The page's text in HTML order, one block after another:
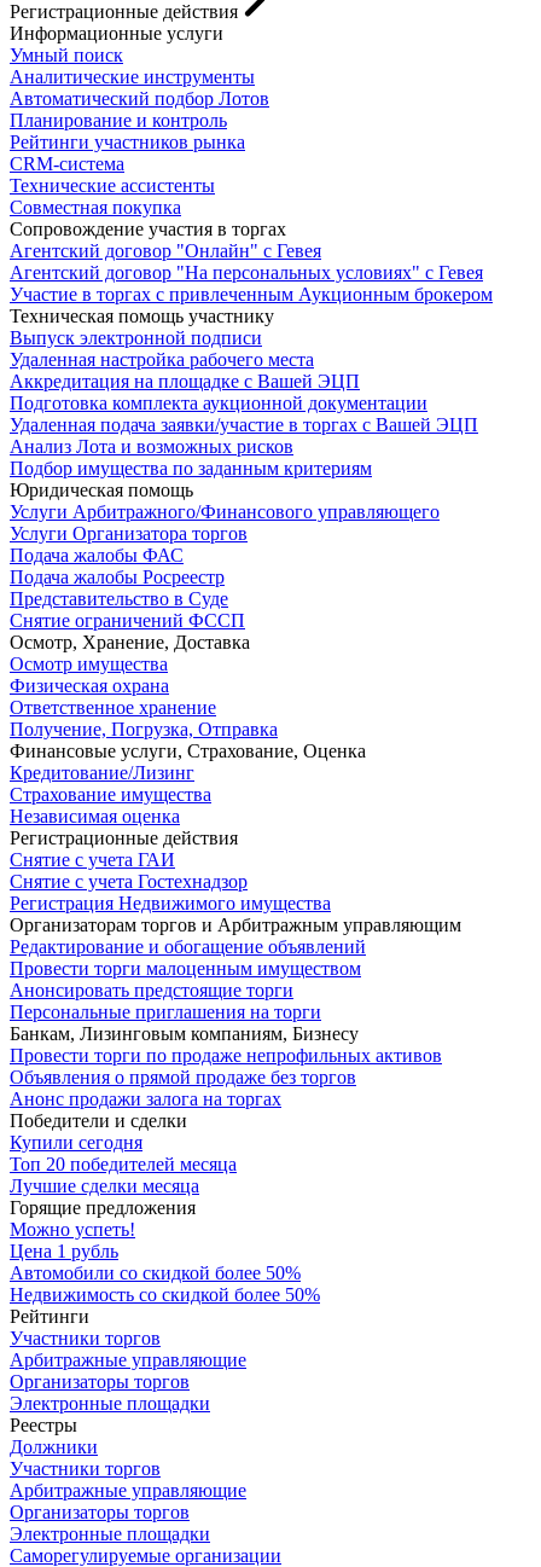
Регистрационные действия
Информационные услуги
Умный поиск
Аналитические инструменты
Автоматический подбор Лотов
Планирование и контроль
Рейтинги участников рынка
CRM-система
Технические ассистенты
Совместная покупка
Сопровождение участия в торгах
Агентский договор "Онлайн" с Гевея
Агентский договор "На персональных условиях" с Гевея
Участие в торгах с привлеченным Аукционным брокером
Техническая помощь участнику
Выпуск электронной подписи
Удаленная настройка рабочего места
Аккредитация на площадке с Вашей ЭЦП
Подготовка комплекта аукционной документации
Удаленная подача заявки/участие в торгах с Вашей ЭЦП
Анализ Лота и возможных рисков
Подбор имущества по заданным критериям
Юридическая помощь
Услуги Арбитражного/Финансового управляющего
Услуги Организатора торгов
Подача жалобы ФАС
Подача жалобы Росреестр
Представительство в Суде
Снятие ограничений ФССП
Осмотр, Хранение, Доставка
Осмотр имущества
Физическая охрана
Ответственное хранение
Получение, Погрузка, Отправка
Финансовые услуги, Страхование, Оценка
Кредитование/Лизинг
Страхование имущества
Независимая оценка
Регистрационные действия
Снятие с учета ГАИ
Снятие с учета Гостехнадзор
Регистрация Недвижимого имущества
Организаторам торгов и Арбитражным управляющим
Редактирование и обогащение объявлений
Провести торги малоценным имуществом
Анонсировать предстоящие торги
Персональные приглашения на торги
Банкам, Лизинговым компаниям, Бизнесу
Провести торги по продаже непрофильных активов
Объявления о прямой продаже без торгов
Анонс продажи залога на торгах
Победители и сделки
Купили сегодня
Топ 20 победителей месяца
Лучшие сделки месяца
Горящие предложения
Можно успеть!
Цена 1 рубль
Автомобили со скидкой более 50%
Недвижимость со скидкой более 50%
Рейтинги
Участники торгов
Арбитражные управляющие
Организаторы торгов
Электронные площадки
Реестры
Должники
Участники торгов
Арбитражные управляющие
Организаторы торгов
Электронные площадки
Саморегулируемые организации